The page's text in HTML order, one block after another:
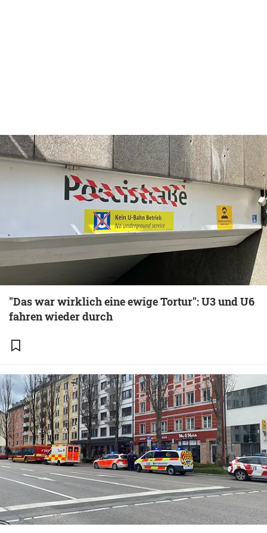
"Das war wirklich eine ewige Tortur": U3 und U6
fahren wieder durch